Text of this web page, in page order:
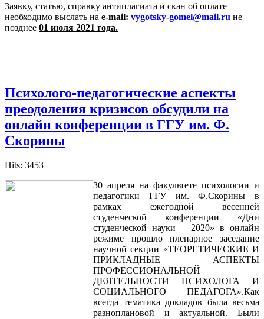
Заявку, статью, справку антиплагиата и скан об оплате
необходимо выслать на e-mail: vygotsky-gomel@mail.ru не
позднее 01 июля 2021 года.
Психолого-педагогические аспекты
преодоления кризисов обсудили на
онлайн конференции в ГГУ им. Ф.
Скорины
Hits: 3453
30 апреля на факультете психологии и
педагогики ГГУ им. Ф.Скорины в
рамках ежегодной весенней
студенческой конференции «Дни
студенческой науки – 2020» в онлайн
режиме прошло пленарное заседание
научной секции «ТЕОРЕТИЧЕСКИЕ И
ПРИКЛАДНЫЕ АСПЕКТЫ
ПРОФЕССИОНАЛЬНОЙ
ДЕЯТЕЛЬНОСТИ ПСИХОЛОГА И
СОЦИАЛЬНОГО ПЕДАГОГА».Как
всегда тематика докладов была весьма
разноплановой и актуальной. Были